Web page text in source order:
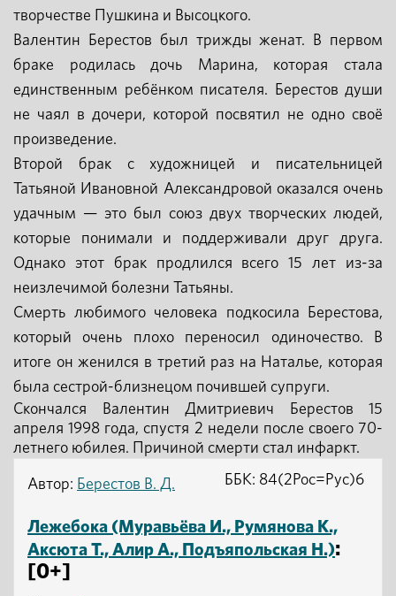
творчестве Пушкина и Высоцкого.
Валентин Берестов был трижды женат. В первом
браке родилась дочь Марина, которая стала
единственным ребёнком писателя. Берестов души
не чаял в дочери, которой посвятил не одно своё
произведение.
Второй брак с художницей и писательницей
Татьяной Ивановной Александровой оказался очень
удачным — это был союз двух творческих людей,
которые понимали и поддерживали друг друга.
Однако этот брак продлился всего 15 лет из-за
неизлечимой болезни Татьяны.
Смерть любимого человека подкосила Берестова,
который очень плохо переносил одиночество. В
итоге он женился в третий раз на Наталье, которая
была сестрой-близнецом почившей супруги.
Скончался Валентин Дмитриевич Берестов 15
апреля 1998 года, спустя 2 недели после своего 70-
летнего юбилея. Причиной смерти стал инфаркт.
Автор: Берестов В. Д.
Лежебока (Муравьёва И., Румянова К.,
Аксюта Т., Алир А., Подъяпольская Н.):
[0+]
ББК: 84(2Рос=Рус)6